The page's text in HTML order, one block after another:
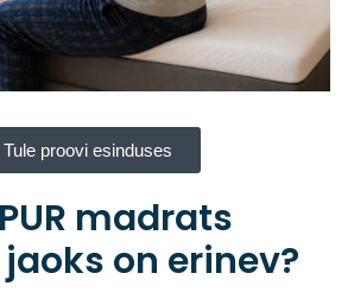
Tule proovi esinduses
madrats
on erinev?